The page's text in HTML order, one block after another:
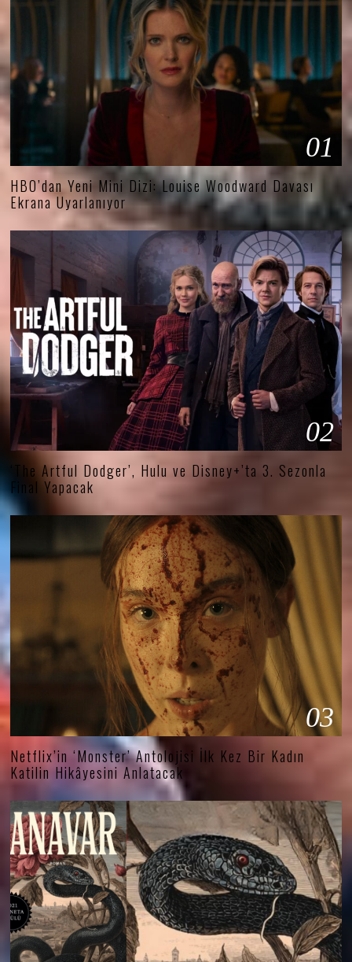
01
HBO’dan Yeni Mini Dizi: Louise Woodward Davası
Ekrana Uyarlanıyor
02
‘The Artful Dodger’, Hulu ve Disney+’ta 3. Sezonla
Final Yapacak
03
Netflix’in ‘Monster’ Antolojisi İlk Kez Bir Kadın
Katilin Hikâyesini Anlatacak